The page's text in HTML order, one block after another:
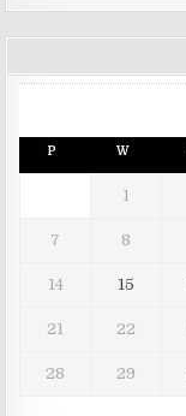
P W
1
7 8
14 15
21 22
28 29